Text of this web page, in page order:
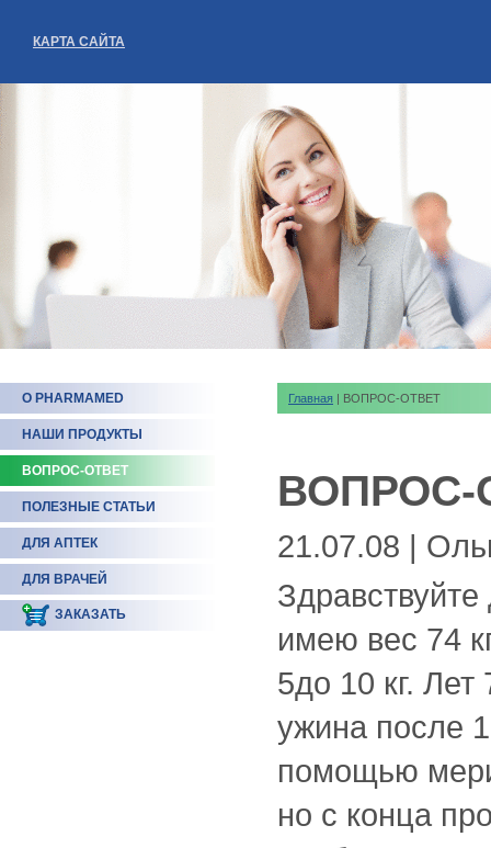
КАРТА САЙТА
О PHARMAMED
НАШИ ПРОДУКТЫ
ВОПРОС-ОТВЕТ
ПОЛЕЗНЫЕ СТАТЬИ
ДЛЯ АПТЕК
ДЛЯ ВРАЧЕЙ
ЗАКАЗАТЬ
Главная | ВОПРОС-ОТВЕТ
ВОПРОС-
21.07.08 |
имею вес 74
5до 10 кг.
ужина после
помощью
но с конца